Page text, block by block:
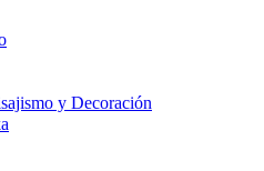
y Decoración